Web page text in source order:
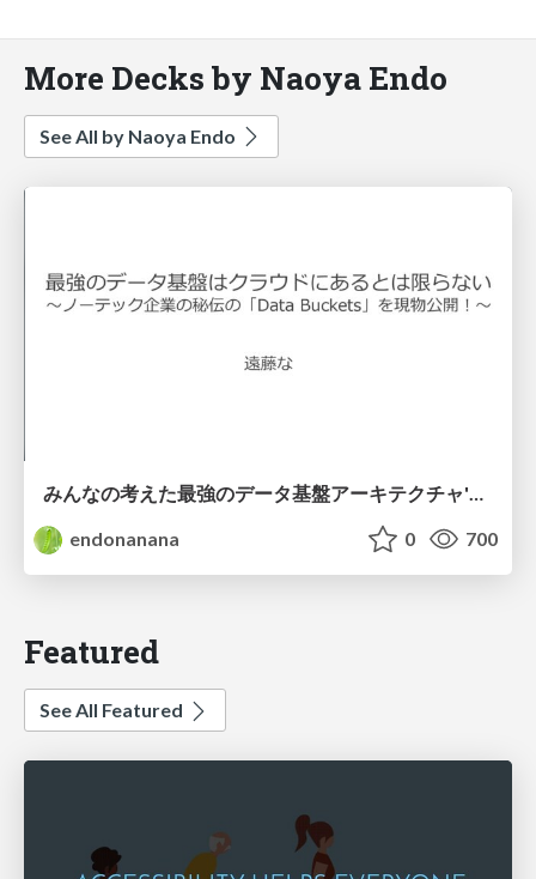
More Decks by Naoya Endo
See All by Naoya Endo
みんなの考えた最強のデータ基盤アーキテクチャ'26前期〜前夜祭〜ルーキーズ_資料_遠藤な
endonanana
0 700
Featured
See All Featured